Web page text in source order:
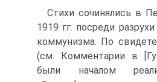
Стихи сочинялись в
1919 гг. посреди
коммунизма. По
(см. Комментарии в
были началом